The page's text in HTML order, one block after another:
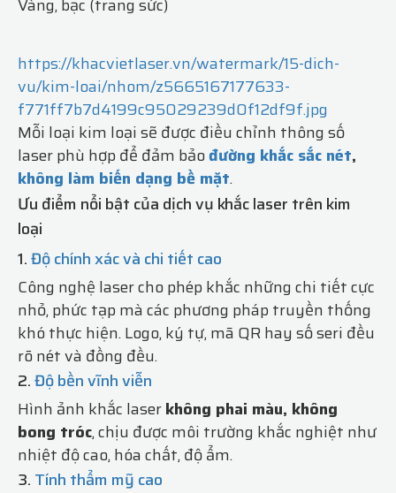
Vàng, bạc (trang sức)
https://khacvietlaser.vn/watermark/15-dich-
vu/kim-loai/nhom/z5665167177633-
f771ff7b7d4199c95029239d0f12df9f.jpg
Mỗi loại kim loại sẽ được điều chỉnh thông số
laser phù hợp để đảm bảođường khắc sắc nét,
không làm biến dạng bề mặt.
Ưu điểm nổi bật của dịch vụ khắc laser trên kim
loại
1.Độ chính xác và chi tiết cao
Công nghệ laser cho phép khắc những chi tiết cực
nhỏ, phức tạp mà các phương pháp truyền thống
khó thực hiện. Logo, ký tự, mã QR hay số seri đều
rõ nét và đồng đều.
2.Độ bền vĩnh viễn
Hình ảnh khắc laserkhông phai màu, không
bong tróc, chịu được môi trường khắc nghiệt như
nhiệt độ cao, hóa chất, độ ẩm.
3. Tính thẩm mỹ cao